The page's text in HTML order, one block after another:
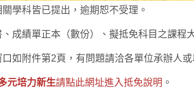
學科皆已提出，逾期恕不受理。
成績單正本（數份）、擬抵免科目之課程
如附件第2頁，有問題請洽各單位承辦人
元培力新生請點此網址進入抵免說明 。